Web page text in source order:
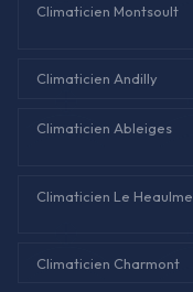
Climaticien Montsoult
Climaticien Andilly
Climaticien Ableiges
Climaticien Le Heaulme
Climaticien Charmont